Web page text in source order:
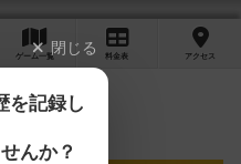
ゲーム一覧 料金 表 アクセス
います！！
閉じる
を記録し
んか？